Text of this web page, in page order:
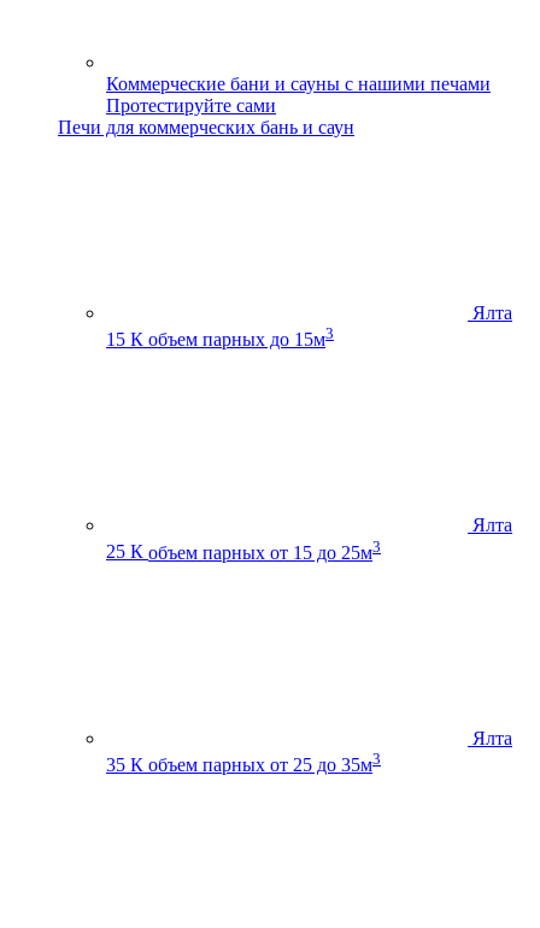
Коммерческие бани и сауны с нашими печами
Протестируйте сами
Печи для коммерческих бань и саун
Ялта
15 К объем парных до 15м3
Ялта
25 К объем парных от 15 до 25м3
Ялта
35 К объем парных от 25 до 35м3